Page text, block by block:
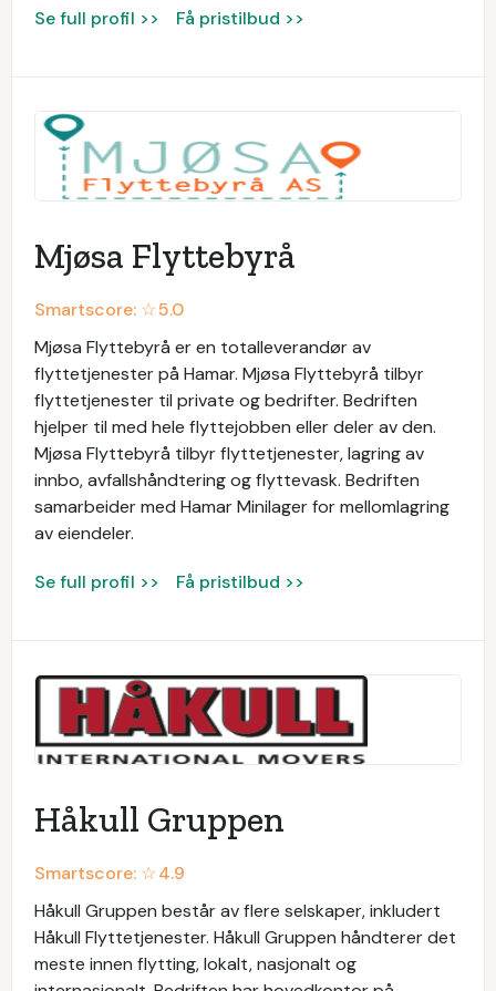
Se full profil >> Få pristilbud >>
Mjøsa Flyttebyrå
Smartscore: ☆5.0
Mjøsa Flyttebyrå er en totalleverandør av
flyttetjenester på Hamar. Mjøsa Flyttebyrå tilbyr
flyttetjenester til private og bedrifter. Bedriften
hjelper til med hele flyttejobben eller deler av den.
Mjøsa Flyttebyrå tilbyr flyttetjenester, lagring av
innbo, avfallshåndtering og flyttevask. Bedriften
samarbeider med Hamar Minilager for mellomlagring
av eiendeler.
Se full profil >> Få pristilbud >>
Håkull Gruppen
Smartscore: ☆4.9
Håkull Gruppen består av flere selskaper, inkludert
Håkull Flyttetjenester. Håkull Gruppen håndterer det
meste innen flytting, lokalt, nasjonalt og